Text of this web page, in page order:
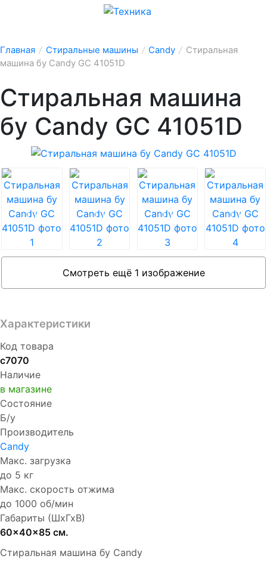
Главная / Стиральные машины / Candy / Стиральная
машина бу Candy GC 41051D
Стиральная машина
бу Candy GC 41051D
Смотреть ещё 1 изображение
Характеристики
Код товара
с7070
Наличие
в магазине
Состояние
Б/у
Производитель
Candy
Макс. загрузка
до 5 кг
Макс. скорость отжима
до 1000 об/мин
Габариты (ШхГхВ)
60x40x85 см.
Стиральная машина бу Candy